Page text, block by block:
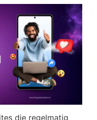
die regelmatig